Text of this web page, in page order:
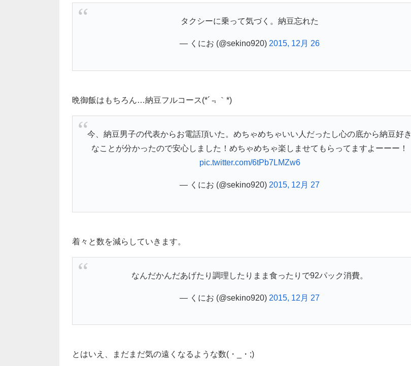
タクシーに乗って気づく。納豆忘れた
— くにお (@sekino920) 2015, 12月 26
晩御飯はもちろん…納豆フルコース(*´﹃｀*)
今、納豆男子の代表からお電話頂いた。めちゃめちゃいい人だったし心の底から納豆好き
なことが分かったので安心しました！めちゃめちゃ楽しませてもらってますよーーー！
pic.twitter.com/6tPb7LMZw6
— くにお (@sekino920) 2015, 12月 27
着々と数を減らしていきます。
なんだかんだあげたり調理したりまま食ったりで92パック消費。
— くにお (@sekino920) 2015, 12月 27
とはいえ、まだまだ気の遠くなるような数(・_・;)